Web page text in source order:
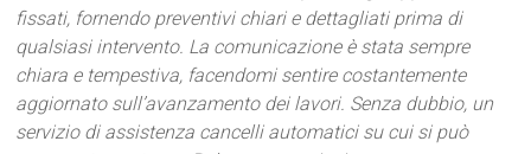
fissati, fornendo preventivi chiari e dettagliati prima di
qualsiasi intervento. La comunicazione è stata sempre
chiara e tempestiva, facendomi sentire costantemente
aggiornato sull’avanzamento dei lavori. Senza dubbio, un
servizio di assistenza cancelli automatici su cui si può